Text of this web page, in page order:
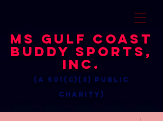
MS Gulf Coast
Buddy Sports,
Inc.
(a 501(c)(3) public
charity)